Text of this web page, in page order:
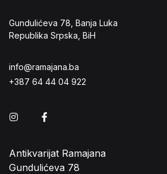
Gundulićeva 78, Banja Luka
Republika Srpska, BiH
info@ramajana.ba
+387 64 44 04 922
Instagram
Antikvarijat Ramajana
Gundulićeva 78